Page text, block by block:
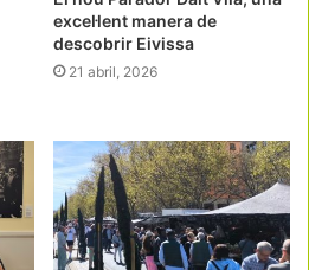
excel·lent manera de
descobrir Eivissa
21 abril, 2026